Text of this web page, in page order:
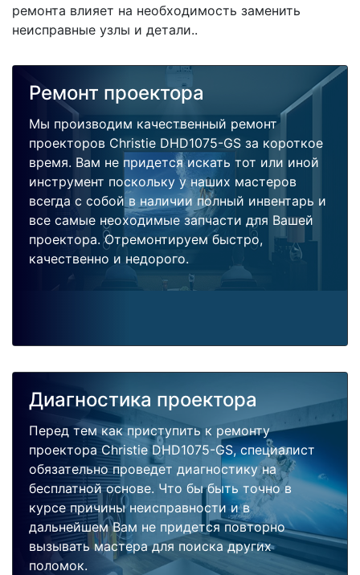
ремонта влияет на необходимость заменить
неисправные узлы и детали..
Ремонт проектора
Мы производим качественный ремонт
проекторов Christie DHD1075-GS за короткое
время. Вам не придется искать тот или иной
инструмент поскольку у наших мастеров
всегда с собой в наличии полный инвентарь и
все самые неоходимые запчасти для Вашей
проектора. Отремонтируем быстро,
качественно и недорого.
Диагностика проектора
Перед тем как приступить к ремонту
проектора Christie DHD1075-GS, специалист
обязательно проведет диагностику на
бесплатной основе. Что бы быть точно в
курсе причины неисправности и в
дальнейшем Вам не придется повторно
вызывать мастера для поиска других
поломок.